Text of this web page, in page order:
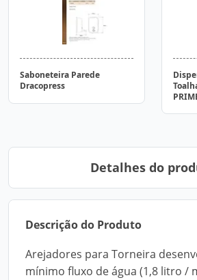
Saboneteira Parede
Dracopress
Detalhes do
Descrição do Produto
Arejadores para Torneira
mínimo fluxo de água (1,8 litro /